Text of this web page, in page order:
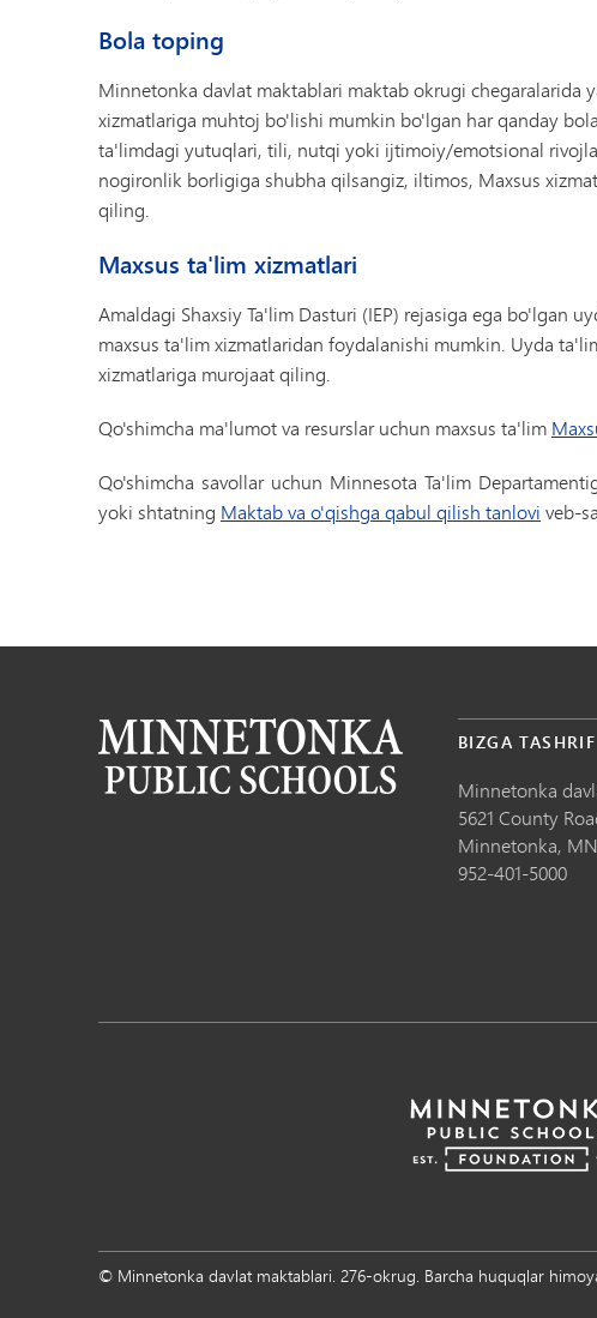
Bola toping
Minnetonka davlat maktablari maktab okrugi chegaralarida
xizmatlariga muhtoj bo'lishi mumkin bo'lgan har qanday
ta'limdagi yutuqlari, tili, nutqi yoki ijtimoiy/emotsional
nogironlik borligiga shubha qilsangiz, iltimos, Maxsus
qiling.
Maxsus ta'lim xizmatlari
Amaldagi Shaxsiy Ta'lim Dasturi (IEP) rejasiga ega bo'lgan
maxsus ta'lim xizmatlaridan foydalanishi mumkin. Uyda
xizmatlariga murojaat qiling.
Qo'shimcha ma'lumot va resurslar uchun maxsus ta'lim
Qo'shimcha savollar uchun Minnesota Ta'lim
yoki shtatning Maktab va o'qishga qabul qilish tanlovi veb-
BIZGA
Minnetonka
5621 County
Minnetonka, MN
952-401-5000
© Minnetonka davlat maktablari. 276-okrug. Barcha huquqlar